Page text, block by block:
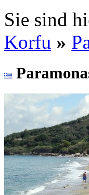
Sie sind
Korfu »